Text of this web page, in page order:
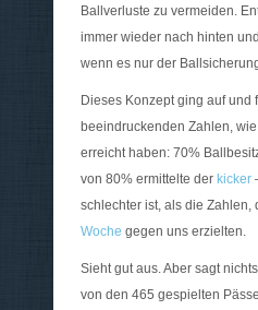
Ballverluste zu vermeiden.
immer wieder nach hinten
wenn es nur der
Dieses Konzept ging auf und
beeindruckenden Zahlen,
erreicht haben: 70%
von 80% ermittelte der kicker
schlechter ist, als die Zahlen,
Woche gegen uns erzielten.
Sieht gut aus. Aber sagt
von den 465 gespielten